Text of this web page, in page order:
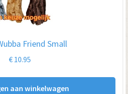
Friend Small
€ 10.95
aan winkelwagen